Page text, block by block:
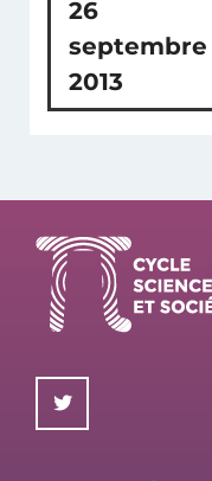
26
septembre
2013